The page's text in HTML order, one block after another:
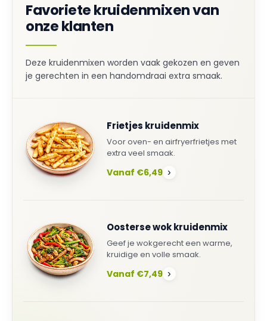
Favoriete kruidenmixen van
onze klanten
Deze kruidenmixen worden vaak gekozen en geven
je gerechten in een handomdraai extra smaak.
Frietjes kruidenmix
Voor oven- en airfryerfrietjes met
extra veel smaak.
Vanaf €6,49 ›
Oosterse wok kruidenmix
Geef je wokgerecht een warme,
kruidige en volle smaak.
Vanaf €7,49 ›